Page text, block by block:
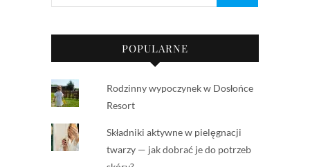
POPULARNE
Rodzinny wypoczynek w Dosłońce
Resort
Składniki aktywne w pielęgnacji
twarzy — jak dobrać je do potrzeb